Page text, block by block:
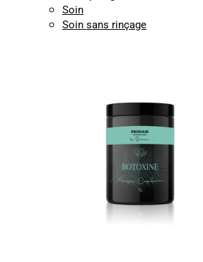
Soin
Soin sans rinçage